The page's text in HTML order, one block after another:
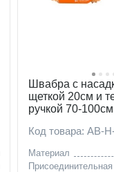
Швабра с
щеткой 20см и
ручкой 70-100см
Код товара: AB-
Материал
Присоединительная